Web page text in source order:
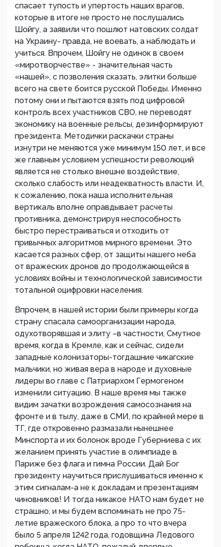
спасает тупость и упертость наших врагов,
которые в итоге не просто не послушались
Шойгу, а заявили что пошлют натовских солдат
на Украину- правда, не воевать, а наблюдать и
учиться. Впрочем, Шойгу не одинок в своем
«миротворчестве» - значительная часть
«нашей», с позволения сказать, элитки больше
всего на свете боится русской Победы. Именно
потому они и пытаются взять под цифровой
контроль всех участников СВО, не переводят
экономику на военные рельсы, дезинформируют
президента. Методички раскачки страны
изнутри не меняются уже минимум 150 лет, и все
же главным условием успешности революций
является не столько внешне воздействие,
сколько слабость или неадекватность власти. И,
к сожалению, пока наша исполнительная
вертикаль вполне оправдывает расчеты
противника, демонстрируя неспособность
быстро перестраиваться и отходить от
привычных алгоритмов мирного времени. Это
касается разных сфер, от защиты нашего неба
от вражеских дронов до продолжающейся в
условиях войны и технологической зависимости
тотальной оцифровки населения.
Впрочем, в нашей истории были примеры когда
страну спасала самоорганизации народа,
одухотворявшая и элиту –в частности, Смутное
время, когда в Кремле, как и сейчас, сидели
западные колонизаторы-тогдашние чикагские
мальчики, но живая вера в народе и духовные
лидеры во главе с Патриархом Гермогеном
изменили ситуацию. В наше время мы также
видим зачатки возрождения самосознания на
фронте и в тылу, даже в СМИ, по крайней мере в
ТГ, где откровенно размазали нынешнее
Минспорта и их болонок вроде Губерниева с их
желанием принять участие в олимпиаде в
Париже без флага и гимна России. Дай Бог
президенту научиться прислушиваться именно к
этим сигналам-а не к докладам и презентациям
чиновников! И тогда никакое НАТО нам будет не
страшно, и мы будем вспоминать не про 75-
летие вражеского блока, а про то что вчера
было 5 апреля 1242 года, годовщина Ледового